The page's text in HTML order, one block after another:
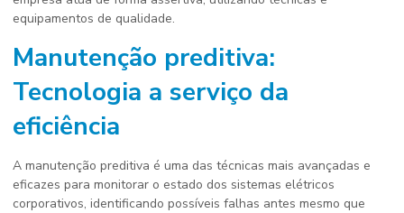
equipamentos de qualidade.
Manutenção preditiva:
Tecnologia a serviço da
eficiência
A manutenção preditiva é uma das técnicas mais avançadas e
eficazes para monitorar o estado dos sistemas elétricos
corporativos, identificando possíveis falhas antes mesmo que